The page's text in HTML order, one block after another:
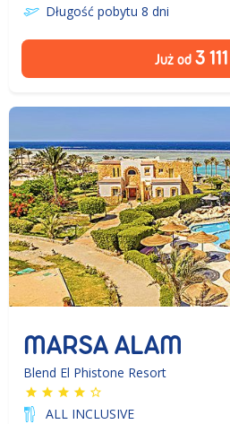
Długość pobytu 8 dni
Już od 3 111
MARSA ALAM
Blend El Phistone Resort
ALL INCLUSIVE